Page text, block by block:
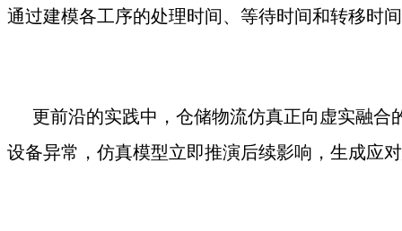
通过建模各工序的处理时间、等待时间和转移时
更前沿的实践中，仓储物流仿真正向虚实融
设备异常，仿真模型立即推演后续影响，生成应